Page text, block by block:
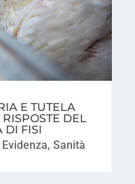
E TUTELA
DEL
DI FISI
Evidenza, Sanità